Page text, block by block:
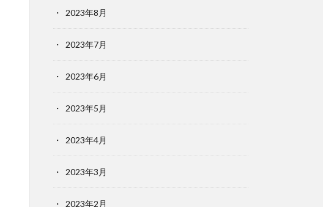
2023年8月
2023年7月
2023年6月
2023年5月
2023年4月
2023年3月
2023年2月